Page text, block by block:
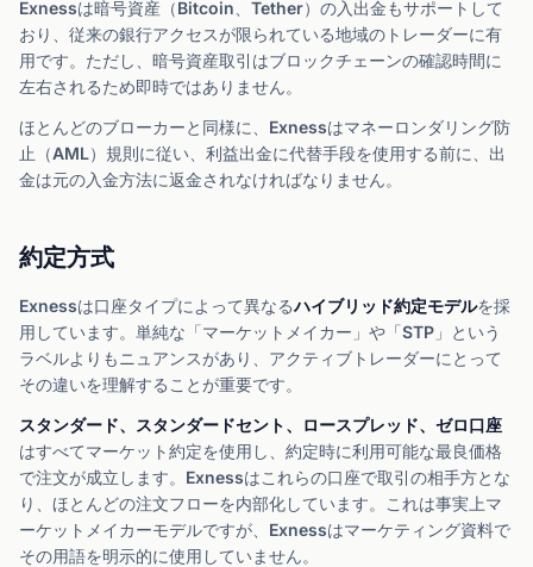
Exnessは暗号資産（Bitcoin、Tether）の入出金もサポートして
おり、従来の銀行アクセスが限られている地域のトレーダーに有
用です。ただし、暗号資産取引はブロックチェーンの確認時間に
左右されるため即時ではありません。
ほとんどのブローカーと同様に、Exnessはマネーロンダリング防
止（AML）規則に従い、利益出金に代替手段を使用する前に、出
金は元の入金方法に返金されなければなりません。
約定方式
Exnessは口座タイプによって異なるハイブリッド約定モデルを採
用しています。単純な「マーケットメイカー」や「STP」という
ラベルよりもニュアンスがあり、アクティブトレーダーにとって
その違いを理解することが重要です。
スタンダード、スタンダードセント、ロースプレッド、ゼロ口座
はすべてマーケット約定を使用し、約定時に利用可能な最良価格
で注文が成立します。Exnessはこれらの口座で取引の相手方とな
り、ほとんどの注文フローを内部化しています。これは事実上マ
ーケットメイカーモデルですが、Exnessはマーケティング資料で
その用語を明示的に使用していません。